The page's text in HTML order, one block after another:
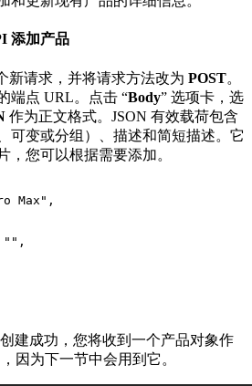
添加产品
新请求，并将请求方法改为 POST。
端点 URL。点击 “Body” 选项卡，选
作为正文格式。JSON 有效载荷包含
可变或分组）、描述和简短描述。它
，您可以根据需要添加。
Max",
"",
建成功，您将收到一个产品对象作
因为下一节中会用到它。